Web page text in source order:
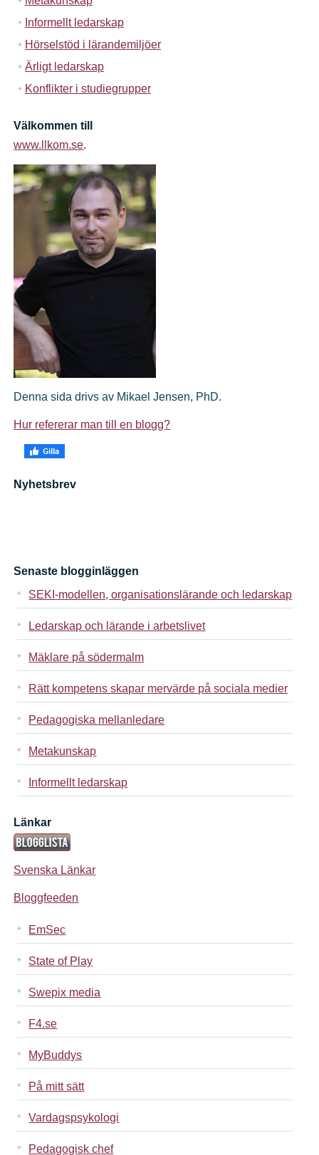
Informellt ledarskap
Hörselstöd i lärandemiljöer
Ärligt ledarskap
Konflikter i studiegrupper
Välkommen till
www.llkom.se.
Denna sida drivs av Mikael Jensen, PhD.
Hur refererar man till en blogg?
Nyhetsbrev
Senaste blogginläggen
SEKI-modellen, organisationslärande och ledarskap
Ledarskap och lärande i arbetslivet
Mäklare på södermalm
Rätt kompetens skapar mervärde på sociala medier
Pedagogiska mellanledare
Metakunskap
Informellt ledarskap
Länkar
Svenska Länkar
Bloggfeeden
EmSec
State of Play
Swepix media
F4.se
MyBuddys
På mitt sätt
Vardagspsykologi
Pedagogisk chef